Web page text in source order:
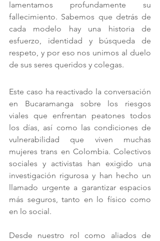
lamentamos profundamente su
fallecimiento. Sabemos que detrás de
cada modelo hay una historia de
esfuerzo, identidad y búsqueda de
respeto, y por eso nos unimos al duelo
de sus seres queridos y colegas.
Este caso ha reactivado la conversación
en Bucaramanga sobre los riesgos
viales que enfrentan peatones todos
los días, así como las condiciones de
vulnerabilidad que viven muchas
mujeres trans en Colombia. Colectivos
sociales y activistas han exigido una
investigación rigurosa y han hecho un
llamado urgente a garantizar espacios
más seguros, tanto en lo físico como
en lo social.
Desde nuestro rol como aliados de